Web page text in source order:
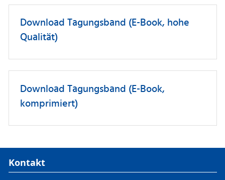
Download Tagungsband (E-Book, hohe
Qualität)
Download Tagungsband (E-Book,
komprimiert)
Kontakt